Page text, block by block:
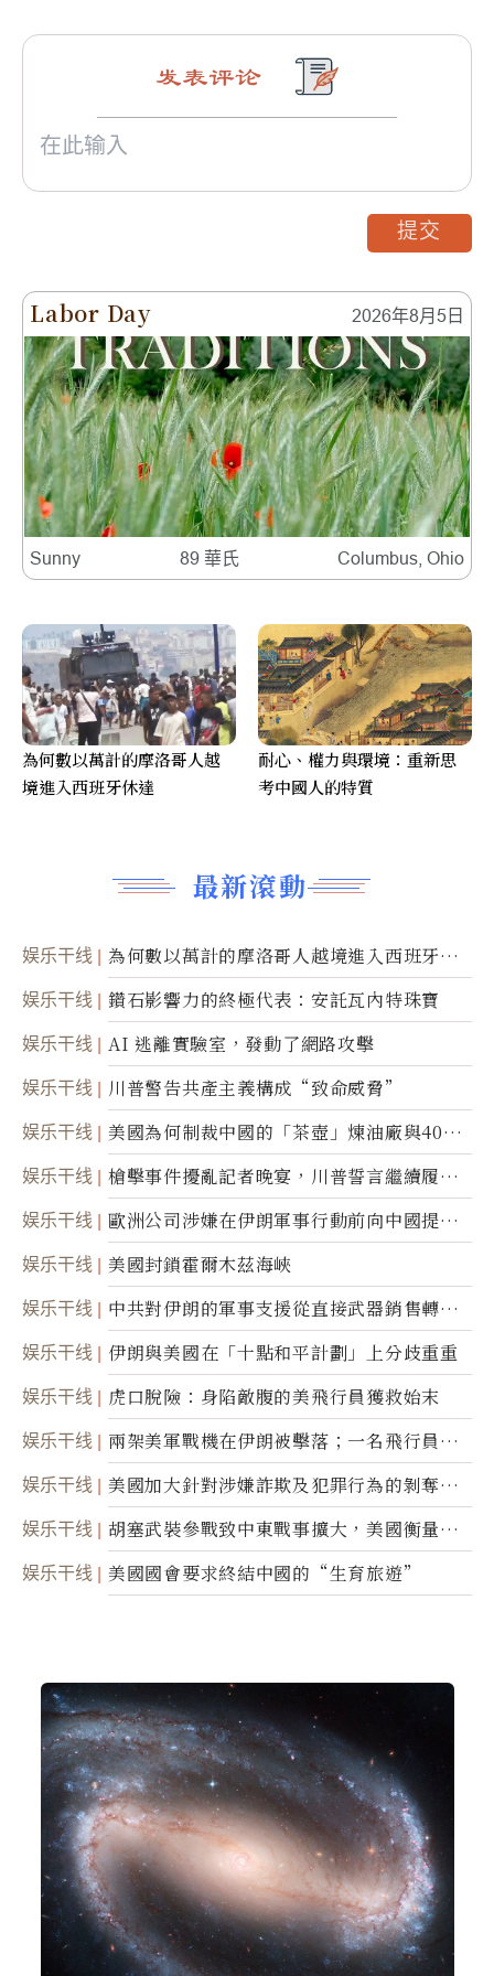
Labor Day 2026年8月5日
Sunny 89 華氏 Columbus, Ohio
最新滾動
娱乐干线
為何數以萬計的摩洛哥人越境進入西班牙休
達
娱乐干线 鑽石影響力的終極代表：安託瓦內特珠寶
娱乐干线 AI 逃離實驗室，發動了網路攻擊
娱乐干线 川普警告共產主義構成“致命威脅”
娱乐干线
美國為何制裁中國的「茶壺」煉油廠與40家
航運公司
娱乐干线
槍擊事件擾亂記者晚宴，川普誓言繼續履行
職責
娱乐干线
歐洲公司涉嫌在伊朗軍事行動前向中國提供
美軍基地的衛星影像
娱乐干线 美國封鎖霍爾木茲海峽
娱乐干线
中共對伊朗的軍事支援從直接武器銷售轉向
間接技術轉讓
娱乐干线 伊朗與美國在「十點和平計劃」上分歧重重
娱乐干线 虎口脫險：身陷敵腹的美飛行員獲救始末
娱乐干线
兩架美軍戰機在伊朗被擊落；一名飛行員失
蹤
娱乐干线
美國加大針對涉嫌詐欺及犯罪行為的剝奪公
民權力度
娱乐干线
胡塞武裝參戰致中東戰事擴大，美國衡量地
面入侵的可能性
娱乐干线 美國國會要求終結中國的“生育旅遊”
发表评论
提交
為何數以萬計的摩洛哥人越
境進入西班牙休達
耐心、權力與環境：重新思
考中國人的特質